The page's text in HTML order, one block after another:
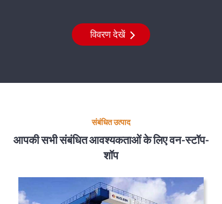
विवरण देखें
संबंधित उत्पाद
आपकी सभी संबंधित आवश्यकताओं के लिए वन-स्टॉप-
शॉप